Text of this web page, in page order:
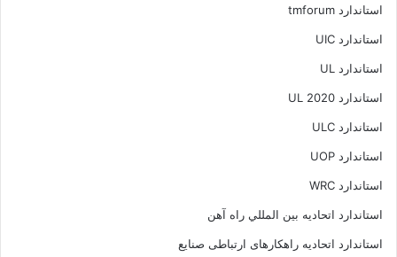
استاندارد tmforum
استاندارد UIC
استاندارد UL
استاندارد UL 2020
استاندارد ULC
استاندارد UOP
استاندارد WRC
استاندارد اتحاديه بين المللي راه آهن
استاندارد اتحادیه راهکارهای ارتباطی صنایع